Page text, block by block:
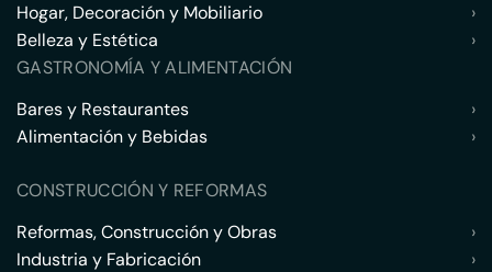
Hogar, Decoración y Mobiliario
›
Belleza y Estética
›
GASTRONOMÍA Y ALIMENTACIÓN
Bares y Restaurantes
›
Alimentación y Bebidas
›
CONSTRUCCIÓN Y REFORMAS
Reformas, Construcción y Obras
›
Industria y Fabricación
›